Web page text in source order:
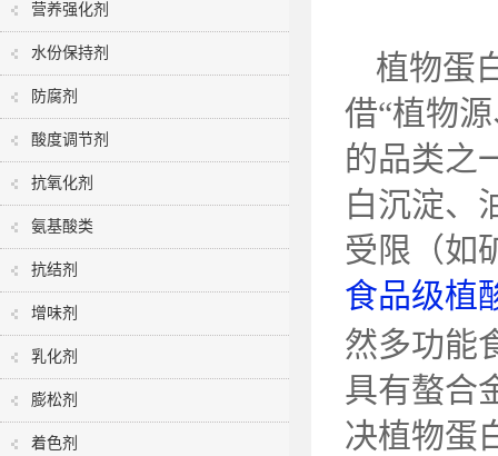
营养强化剂
水份保持剂
防腐剂
酸度调节剂
抗氧化剂
氨基酸类
抗结剂
增味剂
乳化剂
膨松剂
着色剂
植物蛋
借“植物
的品类之
白沉淀、
受限（如
食品级植
然多功能
具有螯合
决植物蛋